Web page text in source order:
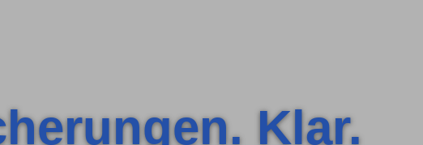
Klar.